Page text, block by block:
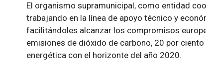
El organismo supramunicipal, como entidad
trabajando en la línea de apoyo técnico y
facilitándoles alcanzar los compromisos
emisiones de dióxido de carbono, 20 por
energética con el horizonte del año 2020.